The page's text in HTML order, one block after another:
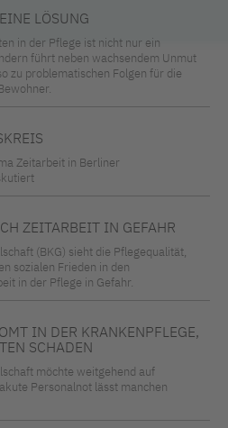
LÖSUNG
in der Pflege ist nicht nur ein
führt neben wachsendem Unmut
zu problematischen Folgen für die
Zeitarbeit in Berliner
ZEITARBEIT IN GEFAHR
(BKG) sieht die Pflegequalität,
sozialen Frieden in den
in der Pflege in Gefahr.
IN DER KRANKENPFLEGE,
SCHADEN
möchte weitgehend auf
Personalnot lässt manchen